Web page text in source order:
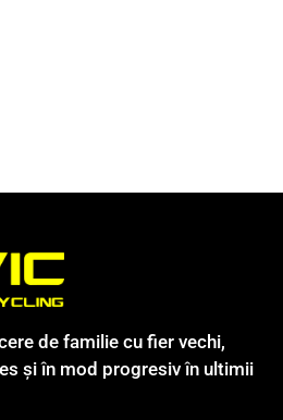
de familie cu fier vechi,
și în mod progresiv în ultimii